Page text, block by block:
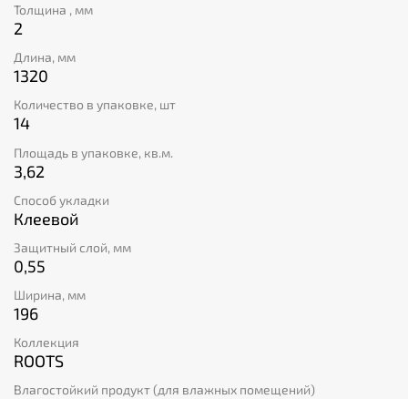
проектируются, разрабатываются и производятся в
Авельгеме, Бельгия.
Толщина , мм
2
Длина, мм
1320
Количество в упаковке, шт
14
Площадь в упаковке, кв.м.
3,62
Способ укладки
Клеевой
Защитный слой, мм
0,55
Ширина, мм
196
Коллекция
ROOTS
Влагостойкий продукт (для влажных помещений)